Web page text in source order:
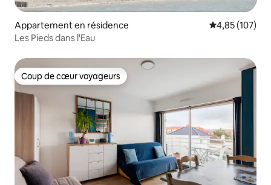
Appartement en résidence Évaluation
4,85 (107)
Les Pieds dans l'Eau
Coup de cœur voyageurs
Coup de cœur voyageurs